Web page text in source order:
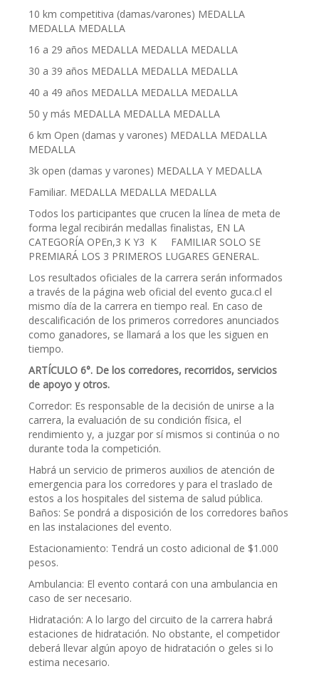
10 km competitiva (damas/varones) MEDALLA
MEDALLA MEDALLA
16 a 29 años MEDALLA MEDALLA MEDALLA
30 a 39 años MEDALLA MEDALLA MEDALLA
40 a 49 años MEDALLA MEDALLA MEDALLA
50 y más MEDALLA MEDALLA MEDALLA
6 km Open (damas y varones) MEDALLA MEDALLA
MEDALLA
3k open (damas y varones) MEDALLA Y MEDALLA
Familiar. MEDALLA MEDALLA MEDALLA
Todos los participantes que crucen la línea de meta de
forma legal recibirán medallas finalistas, EN LA
CATEGORÍA OPEn,3 K Y3 K FAMILIAR SOLO SE
PREMIARÁ LOS 3 PRIMEROS LUGARES GENERAL.
Los resultados oficiales de la carrera serán informados
a través de la página web oficial del evento guca.cl el
mismo día de la carrera en tiempo real. En caso de
descalificación de los primeros corredores anunciados
como ganadores, se llamará a los que les siguen en
tiempo.
ARTÍCULO 6°. De los corredores, recorridos, servicios
de apoyo y otros.
Corredor: Es responsable de la decisión de unirse a la
carrera, la evaluación de su condición física, el
rendimiento y, a juzgar por sí mismos si continúa o no
durante toda la competición.
Habrá un servicio de primeros auxilios de atención de
emergencia para los corredores y para el traslado de
estos a los hospitales del sistema de salud pública.
Baños: Se pondrá a disposición de los corredores baños
en las instalaciones del evento.
Estacionamiento: Tendrá un costo adicional de $1.000
pesos.
Ambulancia: El evento contará con una ambulancia en
caso de ser necesario.
Hidratación: A lo largo del circuito de la carrera habrá
estaciones de hidratación. No obstante, el competidor
deberá llevar algún apoyo de hidratación o geles si lo
estima necesario.